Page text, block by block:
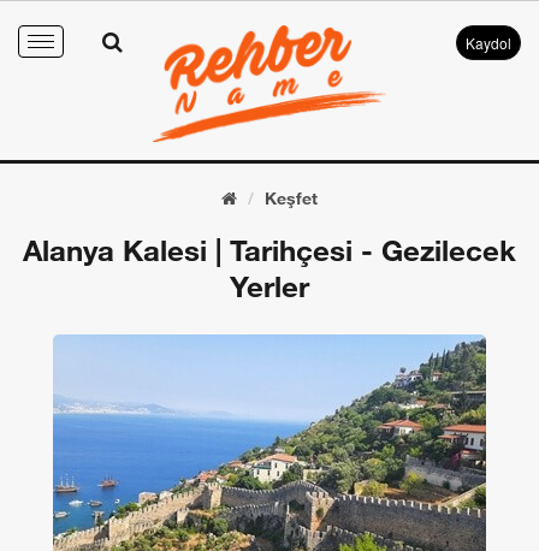
Toggle
Kaydol
Keşfet
Alanya Kalesi | Tarihçesi - Gezilecek
Yerler